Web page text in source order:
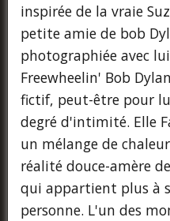
inspirée de la vraie
petite amie de bob
photographiée avec
Freewheelin' Bob
fictif, peut-être pour
degré d'intimité. Elle
un mélange de
réalité douce-amère
qui appartient plus à
personne. L'un des